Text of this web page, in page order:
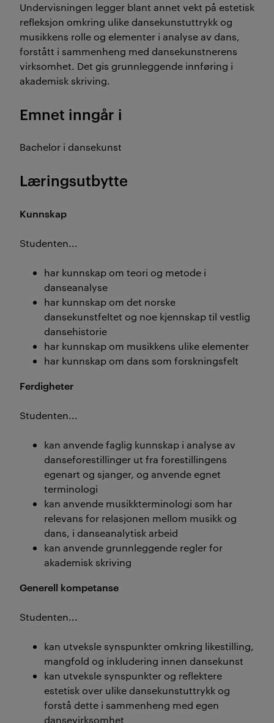
Undervisningen legger blant annet vekt på estetisk
refleksjon omkring ulike dansekunstuttrykk og
musikkens rolle og elementer i analyse av dans,
forstått i sammenheng med dansekunstnerens
virksomhet. Det gis grunnleggende innføring i
akademisk skriving.
Emnet inngår i
Bachelor i dansekunst
Læringsutbytte
Kunnskap
Studenten...
har kunnskap om teori og metode i
danseanalyse
har kunnskap om det norske
dansekunstfeltet og noe kjennskap til vestlig
dansehistorie
har kunnskap om musikkens ulike elementer
har kunnskap om dans som forskningsfelt
Ferdigheter
Studenten...
kan anvende faglig kunnskap i analyse av
danseforestillinger ut fra forestillingens
egenart og sjanger, og anvende egnet
terminologi
kan anvende musikkterminologi som har
relevans for relasjonen mellom musikk og
dans, i danseanalytisk arbeid
kan anvende grunnleggende regler for
akademisk skriving
Generell kompetanse
Studenten...
kan utveksle synspunkter omkring likestilling,
mangfold og inkludering innen dansekunst
kan utveksle synspunkter og reflektere
estetisk over ulike dansekunstuttrykk og
forstå dette i sammenheng med egen
dansevirksomhet